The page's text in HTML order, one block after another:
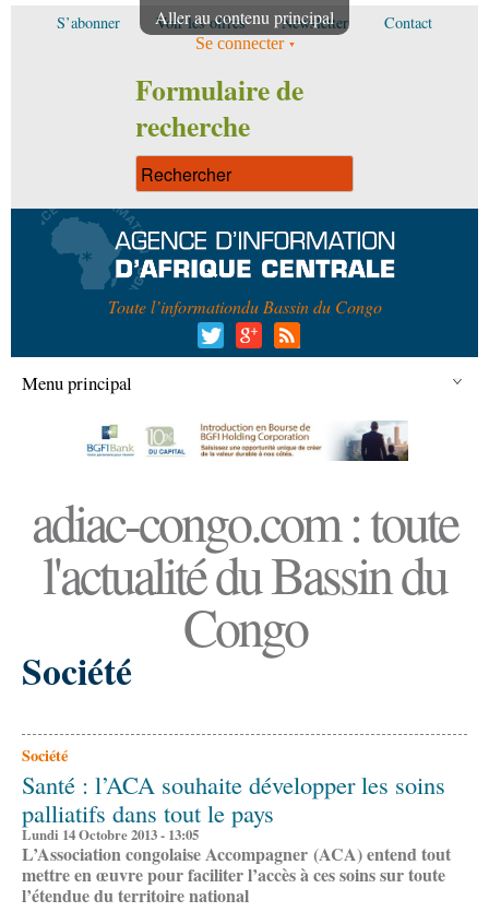
Aller au contenu principal
S’abonner Voir les offres Newsletter Contact
Se connecter
Formulaire de
recherche
Toute l’informationdu Bassin du Congo
Menu principal
adiac-congo.com : toute
l'actualité du Bassin du
Congo
Société
Société
Santé : l’ACA souhaite développer les soins
palliatifs dans tout le pays
Lundi 14 Octobre 2013 - 13:05
L’Association congolaise Accompagner (ACA) entend tout
mettre en œuvre pour faciliter l’accès à ces soins sur toute
l’étendue du territoire national